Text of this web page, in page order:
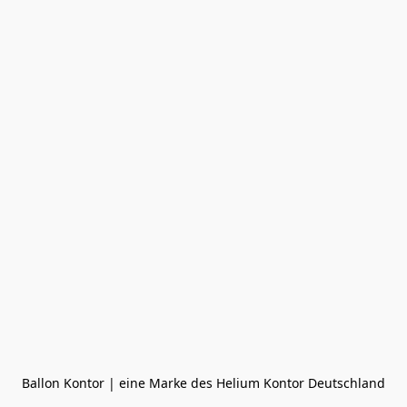
Ballon Kontor | eine Marke des Helium Kontor Deutschland